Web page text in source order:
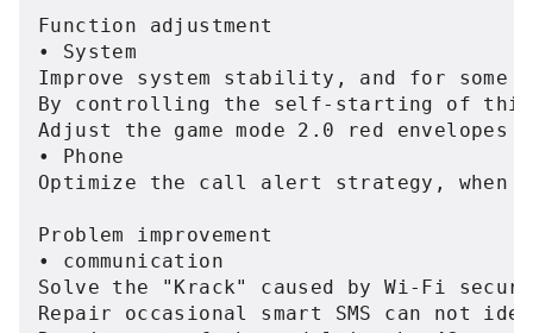
Function adjustment
• System
Improve system stability, and for
By controlling the self-starting of third-
Adjust the game mode 2.0 red
• Phone
Optimize the call alert strategy, when
Problem improvement
• communication
Solve the "Krack" caused by Wi-Fi
Repair occasional smart SMS can not